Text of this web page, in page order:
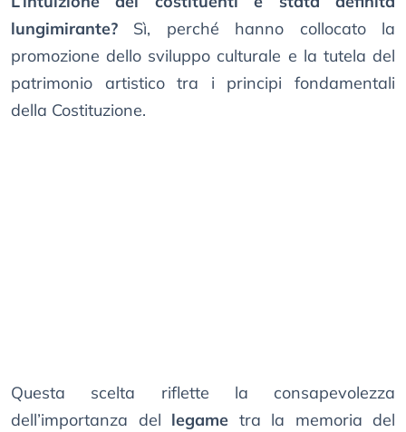
lungimirante? Sì, perché hanno collocato la
promozione dello sviluppo culturale e la tutela del
patrimonio artistico tra i principi fondamentali
della Costituzione.
Questa scelta riflette la consapevolezza
dell’importanza del legame tra la memoria del